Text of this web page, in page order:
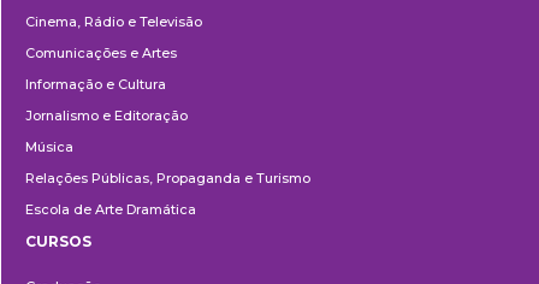
Cinema, Rádio e Televisão
Comunicações e Artes
Informação e Cultura
Jornalismo e Editoração
Música
Relações Públicas, Propaganda e Turismo
Escola de Arte Dramática
CURSOS